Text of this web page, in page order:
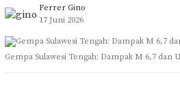
Ferrer Gino
17 Juni 2026
Gempa Sulawesi Tengah: Dampak M 6,7 dan